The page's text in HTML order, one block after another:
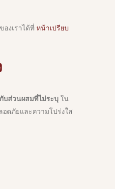
องเราได้ที่ หน้าเปรียบ
กับส่วนผสมที่ไม่ระบุใน
ดภัยและความโปร่งใส